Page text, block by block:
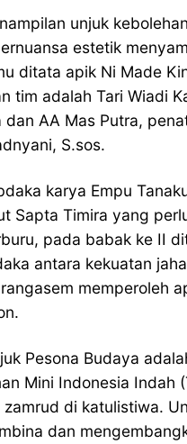
unjuk
estetik
ditata apik Ni Made
tim adalah Tari Wiadi
AA Mas Putra,
S.sos.
karya Empu
Sapta Timira yang
pada babak ke II
antara kekuatan
memperoleh
Pesona Budaya
Mini Indonesia Indah
di katulistiwa.
dan